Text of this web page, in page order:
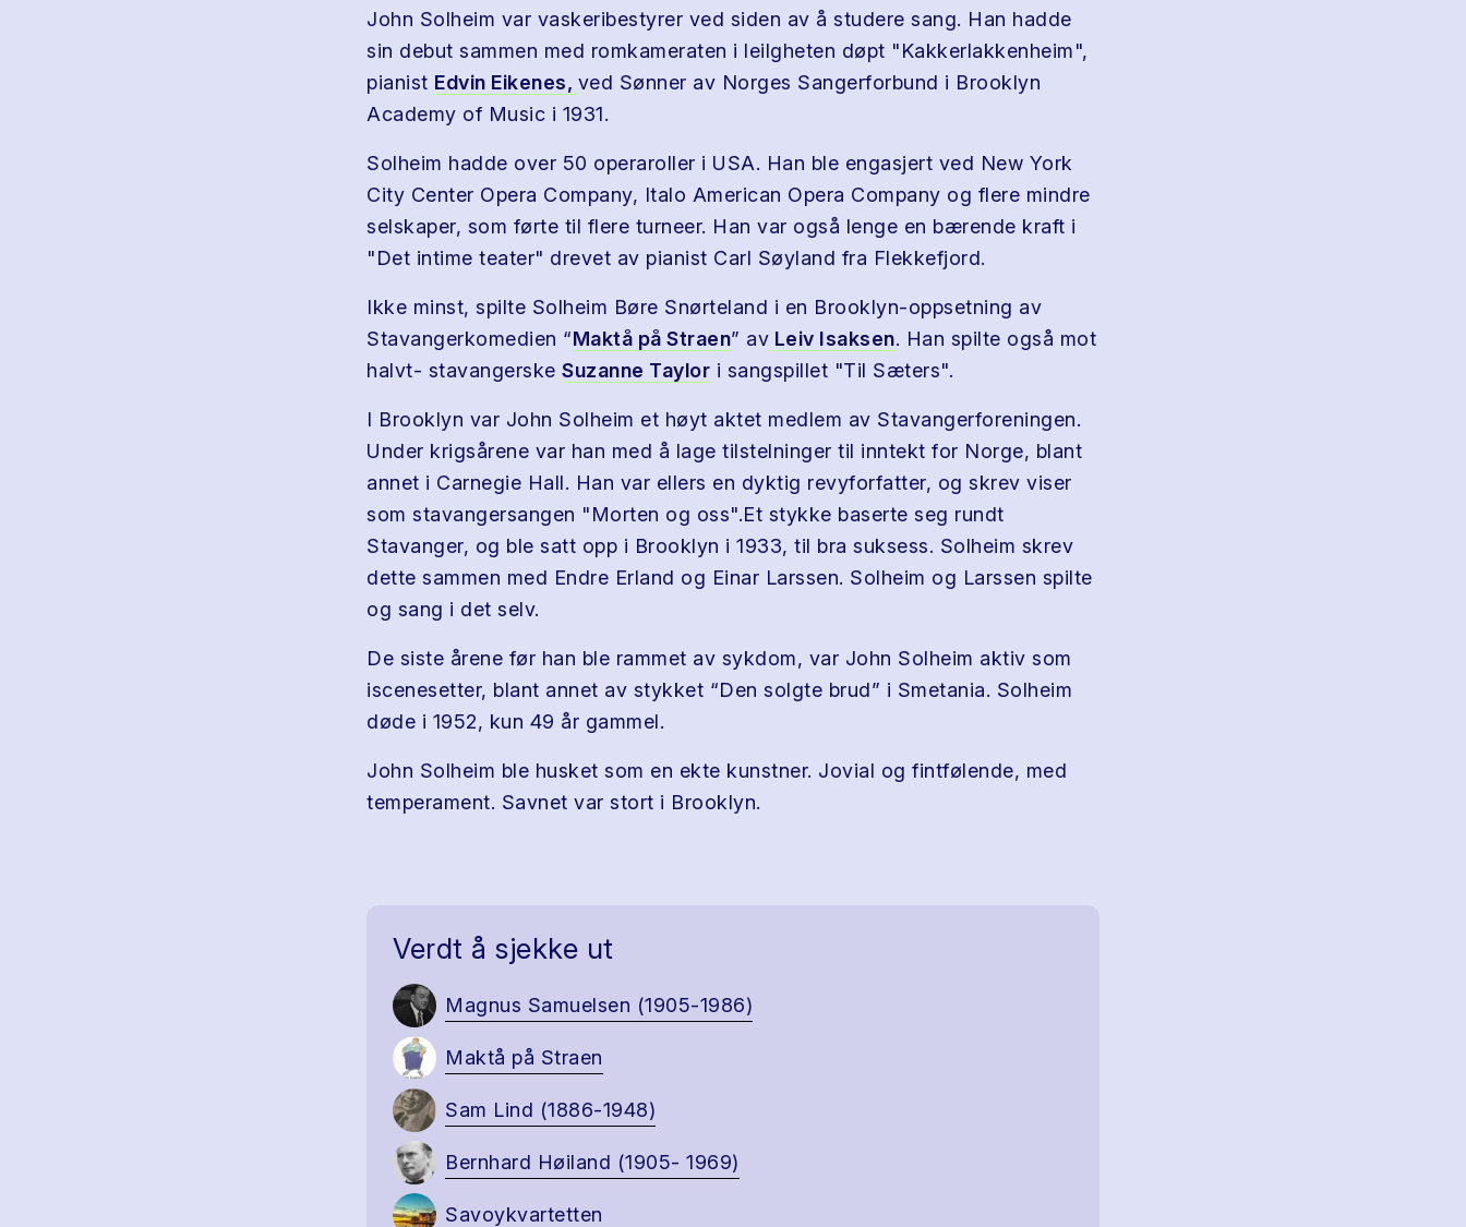
John Solheim var vaskeribestyrer ved siden av å studere sang. Han hadde
sin debut sammen med romkameraten i leilgheten døpt "Kakkerlakkenheim",
pianist Edvin Eikenes, ved Sønner av Norges Sangerforbund i Brooklyn
Academy of Music i 1931.
Solheim hadde over 50 operaroller i USA. Han ble engasjert ved New York
City Center Opera Company, Italo American Opera Company og flere mindre
selskaper, som førte til flere turneer. Han var også lenge en bærende kraft i
"Det intime teater" drevet av pianist Carl Søyland fra Flekkefjord.
Ikke minst, spilte Solheim Børe Snørteland i en Brooklyn-oppsetning av
Stavangerkomedien “Maktå på Straen” av Leiv Isaksen. Han spilte også mot
halvt- stavangerske Suzanne Taylor i sangspillet "Til Sæters".
I Brooklyn var John Solheim et høyt aktet medlem av Stavangerforeningen.
Under krigsårene var han med å lage tilstelninger til inntekt for Norge, blant
annet i Carnegie Hall. Han var ellers en dyktig revyforfatter, og skrev viser
som stavangersangen "Morten og oss".Et stykke baserte seg rundt
Stavanger, og ble satt opp i Brooklyn i 1933, til bra suksess. Solheim skrev
dette sammen med Endre Erland og Einar Larssen. Solheim og Larssen spilte
og sang i det selv.
De siste årene før han ble rammet av sykdom, var John Solheim aktiv som
iscenesetter, blant annet av stykket “Den solgte brud” i Smetania. Solheim
døde i 1952, kun 49 år gammel.
John Solheim ble husket som en ekte kunstner. Jovial og fintfølende, med
temperament. Savnet var stort i Brooklyn.
Verdt å sjekke ut
Magnus Samuelsen (1905-1986)
Maktå på Straen
Sam Lind (1886-1948)
Bernhard Høiland (1905- 1969)
Savoykvartetten